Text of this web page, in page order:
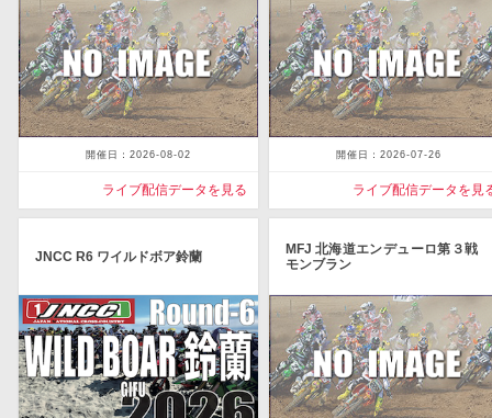
開催日：2026-08-02
ライブ配信データを見る
開催日：2026-07-26
ライブ配信データを見
JNCC R6 ワイルドボア鈴蘭
MFJ 北海道エンデューロ第３戦
モンブラン